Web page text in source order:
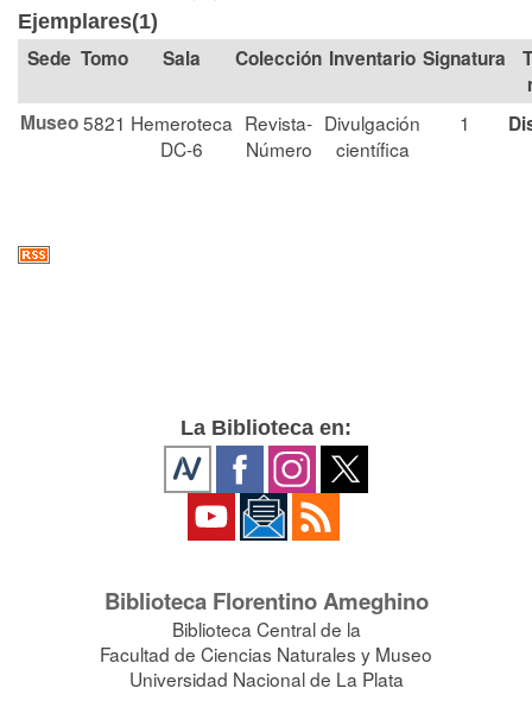
Ejemplares(1)
Tomo Sala Colección Signatura
Museo5821 Hemeroteca
DC-6
Revista-
Número
Divulgación
científica
1
La Biblioteca en:
Biblioteca Florentino Ameghino
Biblioteca Central de la
Facultad de Ciencias Naturales y Museo
Universidad Nacional de La Plata